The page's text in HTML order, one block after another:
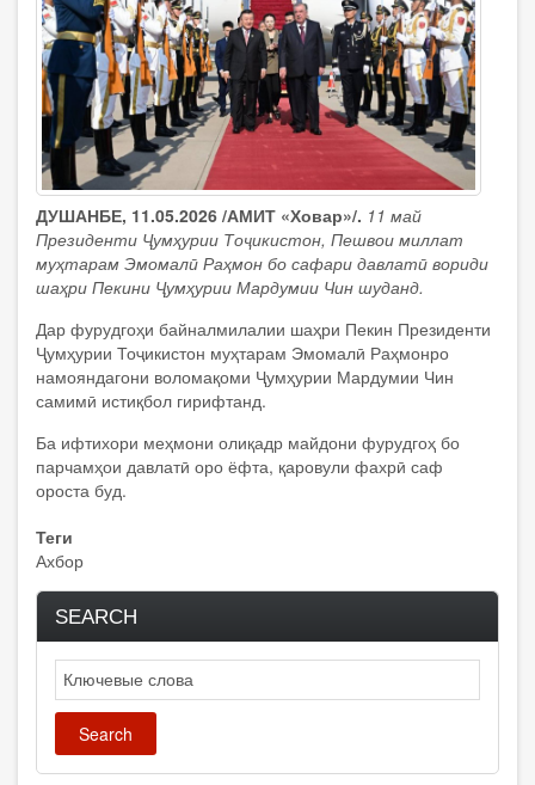
ДУШАНБЕ, 11.05.2026 /АМИТ «Ховар»/. 11 май
Президенти Ҷумҳурии Тоҷикистон, Пешвои миллат
муҳтарам Эмомалӣ Раҳмон бо сафари давлатӣ вориди
шаҳри Пекини Ҷумҳурии Мардумии Чин шуданд.
Дар фурудгоҳи байналмилалии шаҳри Пекин Президенти
Ҷумҳурии Тоҷикистон муҳтарам Эмомалӣ Раҳмонро
намояндагони воломақоми Ҷумҳурии Мардумии Чин
самимӣ истиқбол гирифтанд.
Ба ифтихори меҳмони олиқадр майдони фурудгоҳ бо
парчамҳои давлатӣ оро ёфта, қаровули фахрӣ саф
ороста буд.
Теги
Ахбор
SEARCH
Search